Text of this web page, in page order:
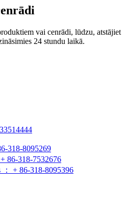
vai cenrādi, lūdzu, atstājiet
24 stundu laikā.
318-8095269
86-318-7532676
： + 86-318-8095396